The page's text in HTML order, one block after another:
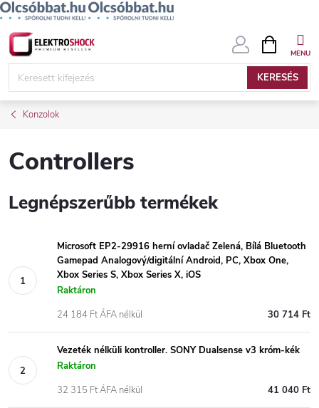
Ugrás
KERESÉS
KOSÁR
Konzolok
Controllers
Legnépszerűbb termékek
Microsoft EP2-29916 herní ovladač Zelená, Bílá Bluetooth
Gamepad Analogový/digitální Android, PC, Xbox One,
Xbox Series S, Xbox Series X, iOS
Raktáron
30 714 Ft
24 184 Ft ÁFA nélkül
Vezeték nélküli kontroller. SONY Dualsense v3 króm-kék
Raktáron
41 040 Ft
32 315 Ft ÁFA nélkül